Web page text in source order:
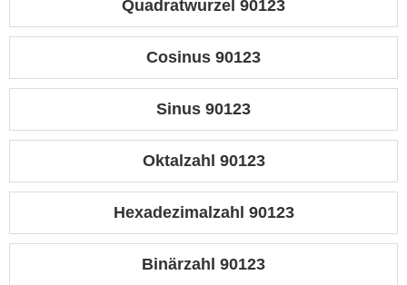
Quadratwurzel 90123
Cosinus 90123
Sinus 90123
Oktalzahl 90123
Hexadezimalzahl 90123
Binärzahl 90123